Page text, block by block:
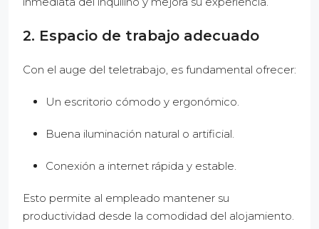
2. Espacio de trabajo adecuado
Con el auge del teletrabajo, es fundamental ofrecer:
Un escritorio cómodo y ergonómico.
Buena iluminación natural o artificial.
Conexión a internet rápida y estable.
Esto permite al empleado mantener su
productividad desde la comodidad del alojamiento.